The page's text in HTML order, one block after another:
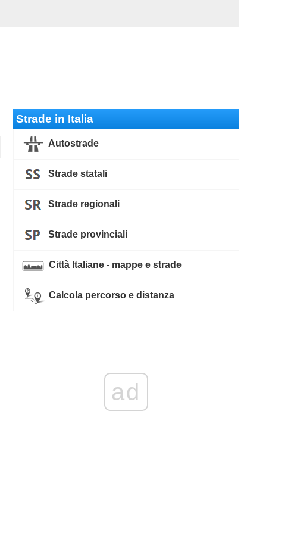
Strade in Italia
Autostrade
Strade statali
Strade regionali
Strade provinciali
Città Italiane - mappe e strade
Calcola percorso e distanza
ad